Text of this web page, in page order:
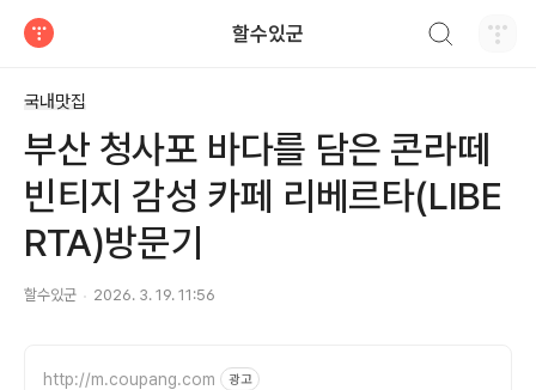
할수있군
국내맛집
부산 청사포 바다를 담은 콘라떼
빈티지 감성 카페 리베르타(LIBE
RTA)방문기
할수있군 2026. 3. 19. 11:56
http://m.coupang.com 광고